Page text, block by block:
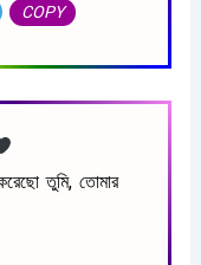
COPY
তুমি, তোমার